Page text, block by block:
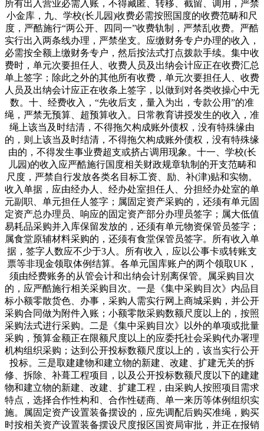
所有出入营业必需入账，不得藏匿、转移、截留、调用，严禁
小金库，九、学校(长儿园)收费必需按照国度的收费范畴和尺
度，严酷施行“两公开、四同一”收费轨制，严禁乱收费。严酷
实行出入两条线办理，严禁坐支。应缴财务专户办理的收入，
必需按全额上缴财务专户，然后按法式打点拨款手续。集中收
费时，单元次要担任人、收费人员及出纳会计应正在收费汇总
单上签字；除此之外的其他所有收费，单元次要担任人、收费
人员及出纳会计应正在收条上签字，以做到对各类收操心中无
数。十、经费收入，“先收后支，量入为出，专款公用”的准
绳，严禁无预算、超预算收入。日常教育讲授发生的收入，准
绳上该当及时结清，不得拖欠构成账外债权，没有特殊缘由
的，则上该当及时结清，不得拖欠构成账外债权，没有特殊缘
由的，不得发生事业费超支或挤占调用现象。十一、学校(长
儿园)的收入应严酷施行国度相关财政规章轨制的开支范畴和
尺度，严禁自行发放各类名目标工资、励、补(津)贴和实物。
收入单据，应由经办人、经办处室担任人、分担经办处室的单
元副职、单元担任人签字；属固定资产采购的，还须有单元固
定资产总办理员、响应的固定资产部分办理员签字；属大低值
易耗品采购并入库保留发放的，还须有单元物资保管员签字；
属食堂原辅材料采购的，还须有食堂保管员签字。所有收入单
据，签字人数应不少于3人。所有收入，应以公事卡或转账支
票等非现金领取体例结算。各单元国库账户的两个领取UK，
须由经费账务的从管会计和出纳会计别离保管。属采购目次
的，应严酷施行相关采购目次。一是《集中采购目次》内品目
标小额零散货色、办事，采购人需实行网上商城采购，并公开
采购合同做为附件入账；小额零散采购数额尺度以上的，按照
采购法式进行采购。二是《集中采购目次》以外的单项或批量
采购，预算金额正在限额尺度以上的应委托社会采购代办署理
机构组织采购；达到公开投标数额尺度以上的，该当实行公开
投标。三是取建建物和建立物的新建、改建、扩建无关的拆
修、拆除、补葺工程项目，以及公开投标数额尺度以下的建建
物和建立物的新建、改建、扩建工程，由采购人按照项目需求
特点，选择合作性构和、合作性磋商、单一来历等体例组织实
施。属固定资产设置装备摆设的，应先调配后购买准绳，购买
时按相关资产设置装备摆设尺度报区国资局审批，并正在报销